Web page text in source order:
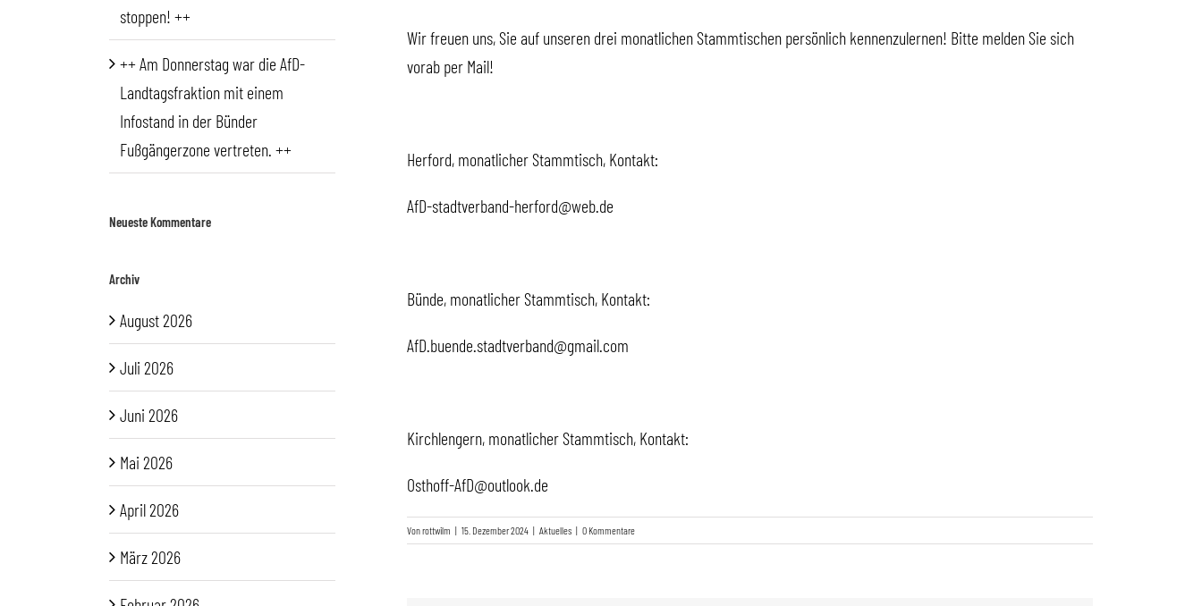
Wir freuen uns, Sie auf unseren drei monatlichen Stammtischen persönlich kennenzulernen! Bitte melden Sie sich
vorab per Mail!
Herford, monatlicher Stammtisch, Kontakt:
AfD-stadtverband-herford@web.de
Bünde, monatlicher Stammtisch, Kontakt:
AfD.buende.stadtverband@gmail.com
Kirchlengern, monatlicher Stammtisch, Kontakt:
Osthoff-AfD@outlook.de
Vonrottwilm | 15. Dezember 2024 | Aktuelles | 0 Kommentare
stoppen! ++
++ Am Donnerstag war die AfD-
Landtagsfraktion mit einem
Infostand in der Bünder
Fußgängerzone vertreten. ++
Neueste Kommentare
Archiv
August 2026
Juli 2026
Juni 2026
Mai 2026
April 2026
März 2026